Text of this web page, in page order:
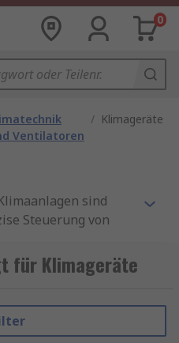
0
Ventilatoren
/ Klimageräte
sind
Steuerung von
Umgebungen. Sie
– sei es zur
viele Geräte auch
für Klimageräte